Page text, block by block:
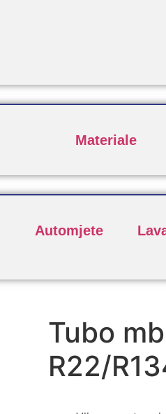
Materiale
Automjete
Tubo
R22/